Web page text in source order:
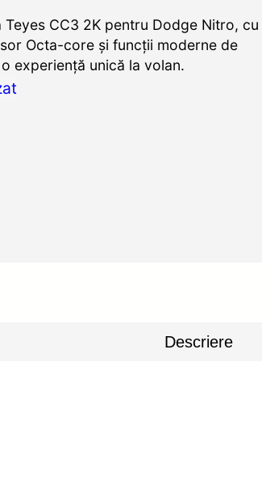
CC3 2K pentru Dodge Nitro, cu
Octa-core și funcții moderne de
experiență unică la volan.
Descriere